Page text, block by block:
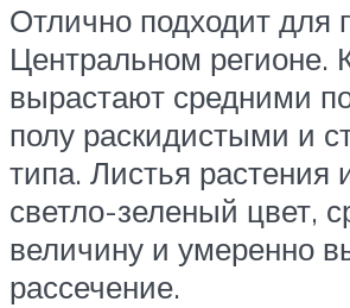
Отлично подходит для
Центральном регионе.
вырастают средними
полу раскидистыми и
типа. Листья растения
светло-зеленый цвет,
величину и умеренно
рассечение.